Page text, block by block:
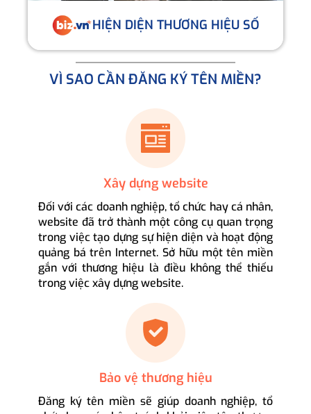
HIỆN DIỆN THƯƠNG HIỆU SỐ
VÌ SAO CẦN ĐĂNG KÝ TÊN MIỀN?
Xây dựng website
Đối với các doanh nghiệp, tổ chức hay cá nhân,
website đã trở thành một công cụ quan trọng
trong việc tạo dựng sự hiện diện và hoạt động
quảng bá trên Internet. Sở hữu một tên miền
gắn với thương hiệu là điều không thể thiếu
trong việc xây dựng website.
Bảo vệ thương hiệu
Đăng ký tên miền sẽ giúp doanh nghiệp, tổ